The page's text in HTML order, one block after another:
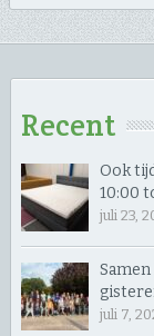
Recent
Ook
10:00
juli 23,
Samen
juli 7,